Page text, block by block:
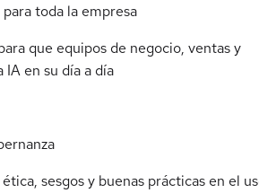
toda la empresa
que equipos de negocio, ventas y
en su día a día
sesgos y buenas prácticas en el